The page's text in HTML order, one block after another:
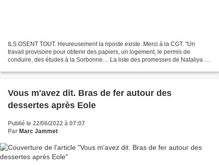
ILS OSENT TOUT. Heureusement la riposte existe. Merci à la CGT. "Un
travail provisoire pour obtenir des papiers, un logement, le permis de
conduire, des études à la Sorbonne… La liste des promesses de Nataliya K.
Vous m'avez dit. Bras de fer autour des
dessertes après Eole
Publié le 22/06/2022 à 07:07
Par Marc Jammet